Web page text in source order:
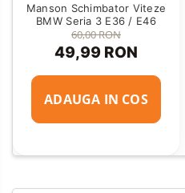
Manson Schimbator Viteze
BMW Seria 3 E36 / E46
60,00 RON
49,99 RON
ADAUGA IN COS